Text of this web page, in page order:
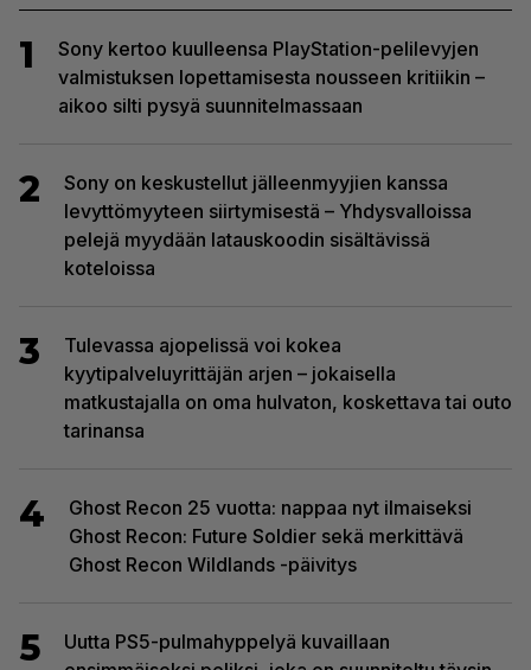
1
Sony kertoo kuulleensa PlayStation-pelilevyjen
valmistuksen lopettamisesta nousseen kritiikin –
aikoo silti pysyä suunnitelmassaan
2
Sony on keskustellut jälleenmyyjien kanssa
levyttömyyteen siirtymisestä – Yhdysvalloissa
pelejä myydään latauskoodin sisältävissä
koteloissa
3
Tulevassa ajopelissä voi kokea
kyytipalveluyrittäjän arjen – jokaisella
matkustajalla on oma hulvaton, koskettava tai outo
tarinansa
4
Ghost Recon 25 vuotta: nappaa nyt ilmaiseksi
Ghost Recon: Future Soldier sekä merkittävä
Ghost Recon Wildlands -päivitys
5
Uutta PS5-pulmahyppelyä kuvaillaan